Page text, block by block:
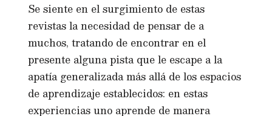
Se siente en el surgimiento de estas
revistas la necesidad de pensar de a
muchos, tratando de encontrar en el
presente alguna pista que le escape a la
apatía generalizada más allá de los espacios
de aprendizaje establecidos: en estas
experiencias uno aprende de manera